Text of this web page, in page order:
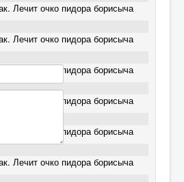
Лечит очко пидора борисыча
Лечит очко пидора борисыча
Лечит очко пидора борисыча
Лечит очко пидора борисыча
Лечит очко пидора борисыча
Лечит очко пидора борисыча